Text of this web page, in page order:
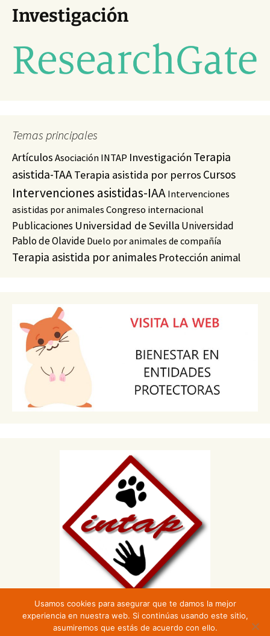
Investigación
Temas principales
ArtículosAsociación INTAP Investigación Terapia
asistida-TAA Terapia asistida por perros Cursos
Intervenciones asistidas-IAA Intervenciones
asistidas por animales Congreso internacional
Publicaciones Universidad de Sevilla Universidad
Pablo de Olavide Duelo por animales de compañía
Terapia asistida por animales Protección animal
Usamos cookies para asegurar que te damos la mejor
experiencia en nuestra web. Si continúas usando este sitio,
asumiremos que estás de acuerdo con ello.